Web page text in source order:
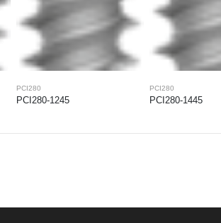
PCI280
PCI280-1245
PCI280
PCI280-1445